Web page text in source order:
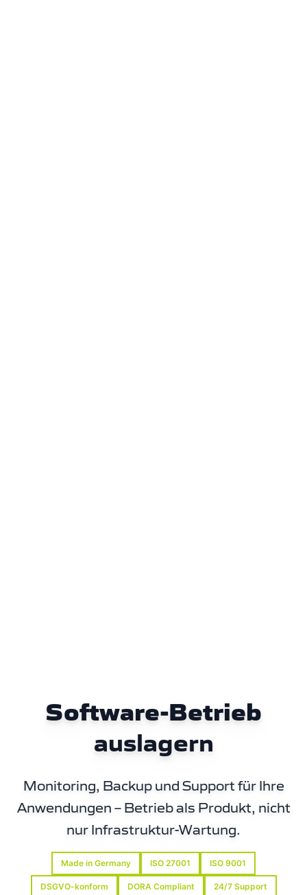
Software-Betrieb
auslagern
Monitoring, Backup und Support für Ihre
Anwendungen – Betrieb als Produkt, nicht
nur Infrastruktur-Wartung.
Made in Germany ISO 27001 ISO 9001
DSGVO-konform DORA Compliant 24/7 Support